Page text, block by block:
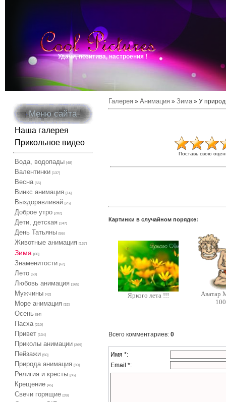
Удачи, позитива, настроения !
Меню сайта
Наша галерея
Прикольное видео
Вода, водопады [48]
Валентинки [137]
Весна [55]
Винкс анимация [14]
Выздоравливай [25]
Доброе утро [282]
Дети, детская [147]
День Татьяны [55]
Животные анимация [137]
Зима [60]
Знаменитости [62]
Лето [53]
Любовь анимация [165]
Мужчины [42]
Море анимация [32]
Осень [84]
Пасха [210]
Привет [134]
Приколы анимации [269]
Пейзажи [50]
Природа анимация [90]
Религия и кресты [86]
Крещение [45]
Свечи горящие [39]
Галерея » Анимация » Зима» У
Поставь свою
Картинки в случайном порядке:
Яркого лета !!!
Аватар
Всего комментариев: 0
Имя *:
Email *: